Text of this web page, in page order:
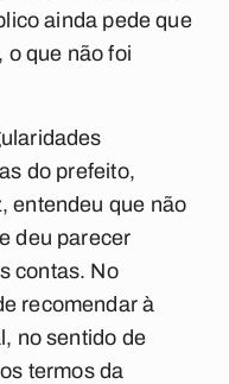
ainda pede que
o que não foi
do prefeito,
entendeu que não
deu parecer
contas. No
recomendar à
no sentido de
termos da